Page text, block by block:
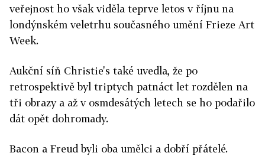
veřejnost ho však viděla teprve letos v říjnu na
londýnském veletrhu současného umění Frieze Art
Week.
Aukční síň Christie's také uvedla, že po
retrospektivě byl triptych patnáct let rozdělen na
tři obrazy a až v osmdesátých letech se ho podařilo
dát opět dohromady.
Bacon a Freud byli oba umělci a dobří přátelé.